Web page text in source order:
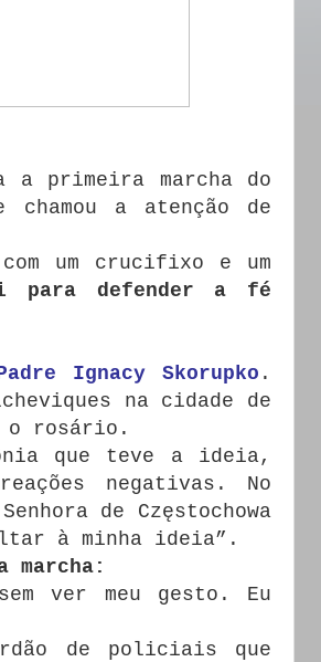
a primeira marcha do
a atenção de
um crucifixo e um
para defender a fé
Ignacy Skorupko .
na cidade de
o rosário.
que teve a ideia,
negativas. No
de Częstochowa
à minha ideia”.
marcha:
ver meu gesto. Eu
de policiais que